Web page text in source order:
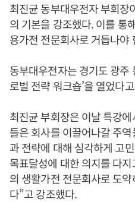
최진균 동부대우전자 부회장
의 기본을 강조했다. 이를 통
용가전 전문회사로 거듭나야
동부대우전자는 경기도 광주
로벌 전략 워크숍’을 열었다
최진균 부회장은 이날 특강
들은 회사를 이끌어나갈 주
과 전략에 대해 심각하게 고
목표달성에 대한 의지를 다
의 생활가전 전문회사로 도
다”고 강조했다.